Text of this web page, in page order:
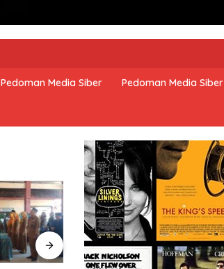
Pedoman Media Siber Pedoman Media Siber